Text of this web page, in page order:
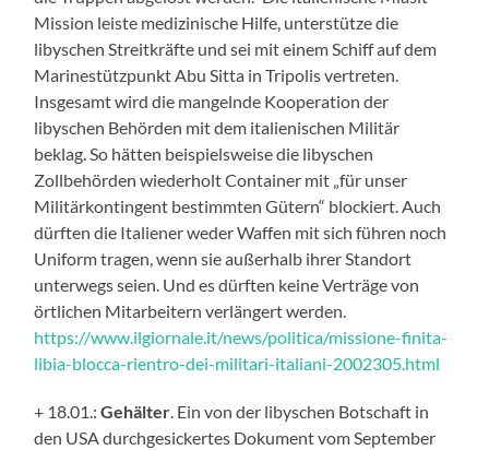
Mission leiste medizinische Hilfe, unterstütze die
libyschen Streitkräfte und sei mit einem Schiff auf dem
Marinestützpunkt Abu Sitta in Tripolis vertreten.
Insgesamt wird die mangelnde Kooperation der
libyschen Behörden mit dem italienischen Militär
beklag. So hätten beispielsweise die libyschen
Zollbehörden wiederholt Container mit „für unser
Militärkontingent bestimmten Gütern“ blockiert. Auch
dürften die Italiener weder Waffen mit sich führen noch
Uniform tragen, wenn sie außerhalb ihrer Standort
unterwegs seien. Und es dürften keine Verträge von
örtlichen Mitarbeitern verlängert werden.
https://www.ilgiornale.it/news/politica/missione-finita-
libia-blocca-rientro-dei-militari-italiani-2002305.html
+ 18.01.:Gehälter . Ein von der libyschen Botschaft in
den USA durchgesickertes Dokument vom September